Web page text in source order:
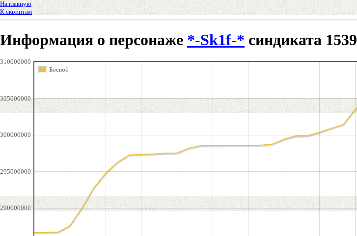
На главную
К скриптам
Информация о персонаже *-Sk1f-* синдиката 1539
290000000
295000000
300000000
305000000
310000000
Боевой